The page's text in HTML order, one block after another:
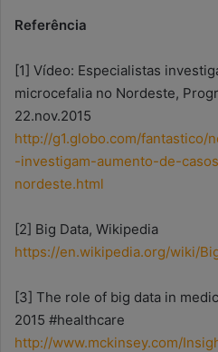
Referência
[1] Vídeo: Especialistas
microcefalia no Nordeste,
22.nov.2015
http://g1.globo.com/fantastico/
-investigam-aumento-de-
nordeste.html
[2] Big Data, Wikipedia
https://en.wikipedia.org/wiki/
[3] The role of big data in
2015 #healthcare
http://www.mckinsey.com/